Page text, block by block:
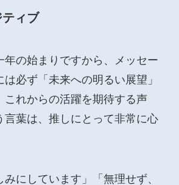
ィブ
年の始まりですから、メッセー
必ず「未来への明るい展望」
これからの活躍を期待する声
言葉は、推しにとって非常に心
みにしています」「無理せず、